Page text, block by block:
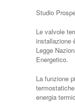
Studio
Le valvole
installazione
Legge
Energetico.
La funzione
energia